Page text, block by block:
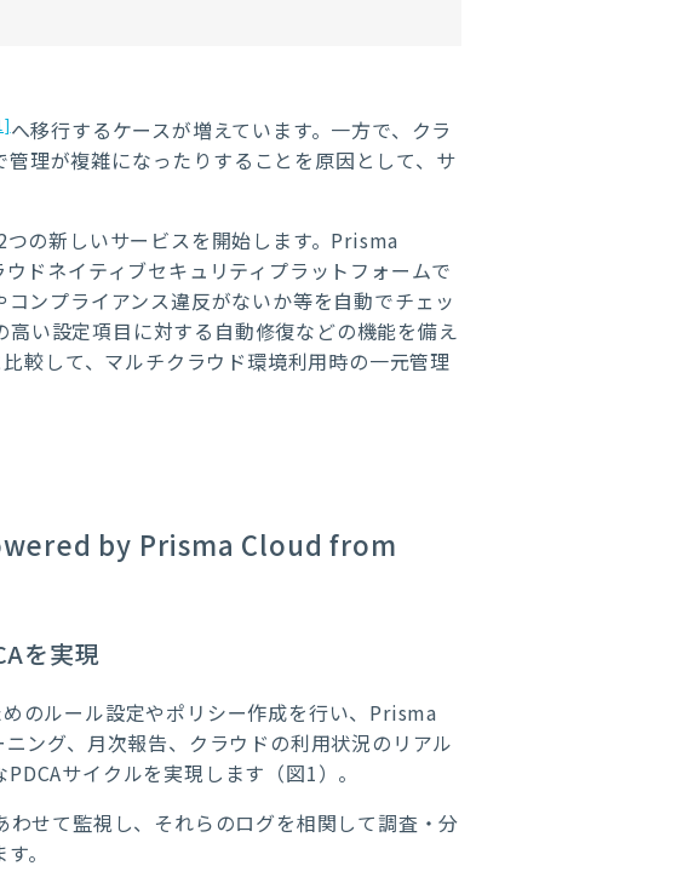
へ移行するケースが増えています。一方で、クラ
理が複雑になったりすることを原因として、サ
の新しいサービスを開始します。Prisma
ドネイティブセキュリティプラットフォームで
ンプライアンス違反がないか等を自動でチェッ
い設定項目に対する自動修復などの機能を備え
較して、マルチクラウド環境利用時の一元管理
by Prisma Cloud from
を実現
のルール設定やポリシー作成を行い、Prisma
ング、月次報告、クラウドの利用状況のリアル
サイクルを実現します（図1）。
せて監視し、それらのログを相関して調査・分
。